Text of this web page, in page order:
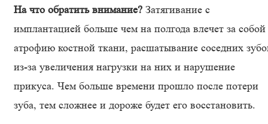
На что обратить внимание? Затягивание с
имплантацией больше чем на полгода влечет за собой
атрофию костной ткани, расшатывание соседних
из-за увеличения нагрузки на них и нарушение
прикуса. Чем больше времени прошло после потери
зуба, тем сложнее и дороже будет его восстановить.